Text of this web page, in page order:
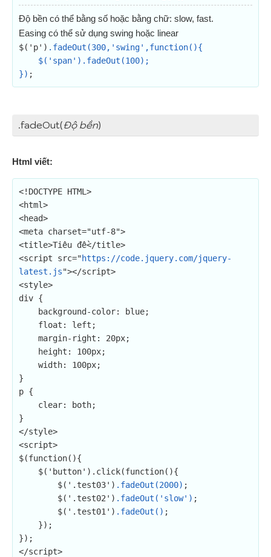
Độ bền có thể bằng số hoặc bằng chữ: slow, fast.
Easing có thể sử dụng swing hoặc linear
$('p') .fadeOut(300,'swing',function(){
}) ;
.fadeOut(Độ bền)
Html viết:
<!DOCTYPE HTML>
<html>
<head>
<meta charset="utf-8">
<title>Tiêu đề</title>
<script src="https://code.jquery.com/jquery-
latest.js"></script>
<style>
div {
}
p {
}
</style>
<script>
$(function(){
        $('.test03')
.fadeOut(2000) ;
        $('.test02')
.fadeOut('slow') ;
        $('.test01')
.fadeOut() ;
});
</script>